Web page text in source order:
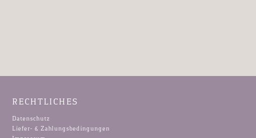
RECHTLICHES
Datenschutz
Liefer- & Zahlungsbedingungen